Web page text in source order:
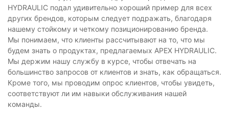
HYDRAULIC подал удивительно хороший пример для всех
других брендов, которым следует подражать, благодаря
нашему стойкому и четкому позиционированию бренда.
Мы понимаем, что клиенты рассчитывают на то, что мы
будем знать о продуктах, предлагаемых APEX HYDRAULIC.
Мы держим нашу службу в курсе, чтобы отвечать на
большинство запросов от клиентов и знать, как обращаться.
Кроме того, мы проводим опрос клиентов, чтобы увидеть,
соответствуют ли им навыки обслуживания нашей
команды.